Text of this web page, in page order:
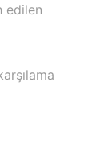
edilen